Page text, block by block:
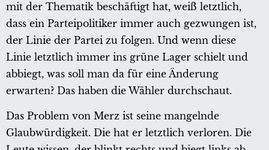
mit der Thematik beschäftigt hat, weiß letztlich,
dass ein Parteipolitiker immer auch gezwungen ist,
der Linie der Partei zu folgen. Und wenn diese
Linie letztlich immer ins grüne Lager schielt und
abbiegt, was soll man da für eine Änderung
erwarten? Das haben die Wähler durchschaut.
Das Problem von Merz ist seine mangelnde
Glaubwürdigkeit. Die hat er letztlich verloren. Die